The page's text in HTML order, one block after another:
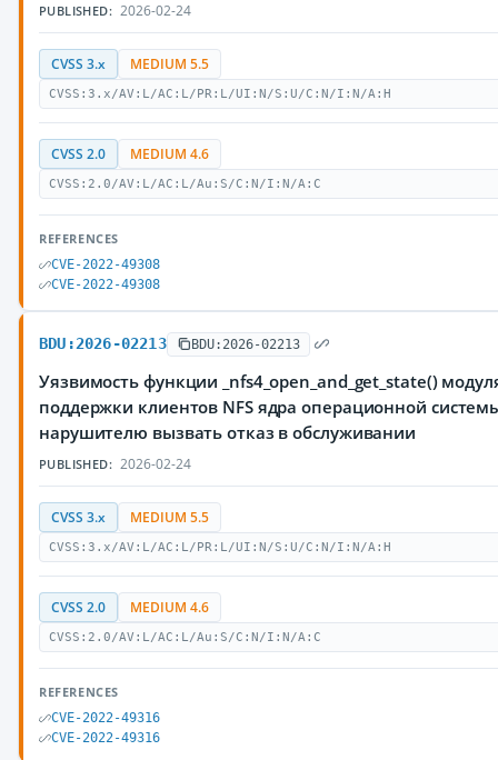
PUBLISHED: 2026-02-24
CVSS 3.x MEDIUM 5.5
CVSS:3.x/AV:L/AC:L/PR:L/UI:N/S:U/C:N/I:N/A:H
CVSS 2.0 MEDIUM 4.6
CVSS:2.0/AV:L/AC:L/Au:S/C:N/I:N/A:C
REFERENCES
CVE-2022-49308
CVE-2022-49308
BDU:2026-02213 BDU:2026-02213
Уязвимость функции _nfs4_open_and_get_state()
поддержки клиентов NFS ядра операционной
нарушителю вызвать отказ в обслуживании
PUBLISHED: 2026-02-24
CVSS 3.x MEDIUM 5.5
CVSS:3.x/AV:L/AC:L/PR:L/UI:N/S:U/C:N/I:N/A:H
CVSS 2.0 MEDIUM 4.6
CVSS:2.0/AV:L/AC:L/Au:S/C:N/I:N/A:C
REFERENCES
CVE-2022-49316
CVE-2022-49316